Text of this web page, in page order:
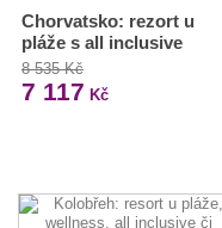
Chorvatsko: rezort u
pláže s all inclusive
8 535 Kč
7 117 Kč